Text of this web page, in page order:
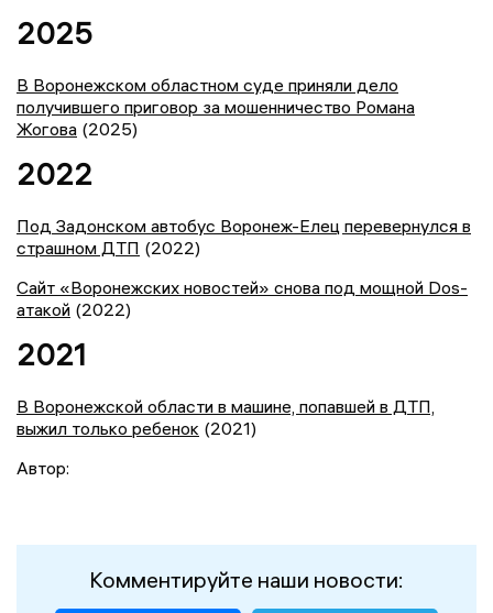
2025
В Воронежском областном суде приняли дело
получившего приговор за мошенничество Романа
Жогова (2025)
2022
Под Задонском автобус Воронеж-Елец перевернулся в
страшном ДТП (2022)
Сайт «Воронежских новостей» снова под мощной Dos-
атакой (2022)
2021
В Воронежской области в машине, попавшей в ДТП,
выжил только ребенок (2021)
Автор:
Комментируйте наши новости: